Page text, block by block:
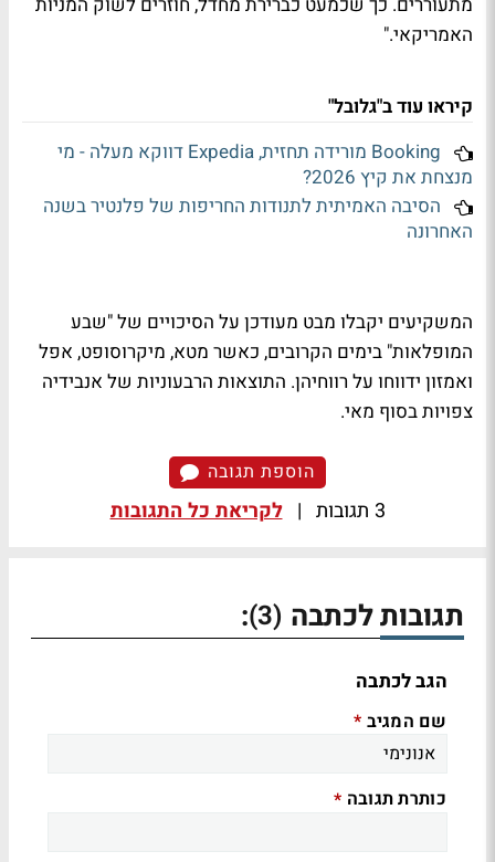
האמריקאי."
קיראו עוד ב"גלובל"
Booking מורידה תחזית, Expedia דווקא מעלה - מי
מנצחת את קיץ 2026?
הסיבה האמיתית לתנודות החריפות של פלנטיר בשנה
האחרונה
המשקיעים יקבלו מבט מעודכן על הסיכויים של "שבע
המופלאות" בימים הקרובים, כאשר מטא, מיקרוסופט, אפל
ואמזון ידווחו על רווחיהן. התוצאות הרבעוניות של אנבידיה
צפויות בסוף מאי.
הוספת תגובה
3 תגובות | לקריאת כל התגובות
תגובות לכתבה (3)
:
הגב לכתבה
שם המגיב *
כותרת תגובה *